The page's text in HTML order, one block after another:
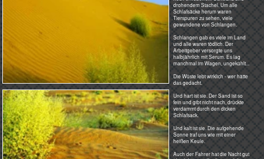
Auf der anderen Seite des
"Elefantenberges" liegt die
Hauptstraße Kabul-Herat. Da ist es
staubtrocken in der Steinwüste und
man ahnt nicht, dass es dahinter
Wasser und damit Leben gibt.
Wenn es einmal stark im hunderte
Kilometer entfernten Hindukusch
regnen sollte, oder die
Schneeschmelze ganz plötzlich
einsetzt, kann man hier u. U. eine
tödliche Überraschung erleben.
Es ist ein Wadi. Blitzschnell kann
dieses flache Tal dann unter Wasser
hinwegspülen.
Wadis können mehrere Kilometer
breit sein. Sie sind schwer zu
erkennen. Es kann viele Jahre
dauern, bis mal wieder Wasser
kommt. Bis dahin sind oft die
Fließspuren durch Sandstürme für
ungeübte Augen verwischt und
nicht mehr zu erkennen.
So paradox es klingt: Es sind schon
viele in der Wüste ertrunken.
Ist das nicht eine schöne Landschaft?